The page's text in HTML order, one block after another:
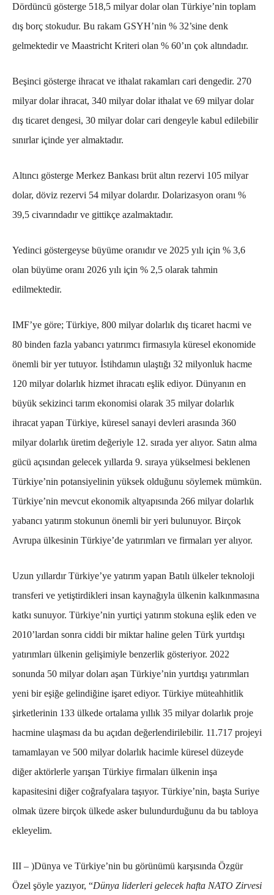
Dördüncü gösterge 518,5 milyar dolar olan Türkiye’nin toplam
dış borç stokudur. Bu rakam GSYH’nin % 32’sine denk
gelmektedir ve Maastricht Kriteri olan % 60’ın çok altındadır.
Beşinci gösterge ihracat ve ithalat rakamları cari dengedir. 270
milyar dolar ihracat, 340 milyar dolar ithalat ve 69 milyar dolar
dış ticaret dengesi, 30 milyar dolar cari dengeyle kabul edilebilir
sınırlar içinde yer almaktadır.
Altıncı gösterge Merkez Bankası brüt altın rezervi 105 milyar
dolar, döviz rezervi 54 milyar dolardır. Dolarizasyon oranı %
39,5 civarındadır ve gittikçe azalmaktadır.
Yedinci göstergeyse büyüme oranıdır ve 2025 yılı için % 3,6
olan büyüme oranı 2026 yılı için % 2,5 olarak tahmin
edilmektedir.
IMF’ye göre; Türkiye, 800 milyar dolarlık dış ticaret hacmi ve
80 binden fazla yabancı yatırımcı firmasıyla küresel ekonomide
önemli bir yer tutuyor. İstihdamın ulaştığı 32 milyonluk hacme
120 milyar dolarlık hizmet ihracatı eşlik ediyor. Dünyanın en
büyük sekizinci tarım ekonomisi olarak 35 milyar dolarlık
ihracat yapan Türkiye, küresel sanayi devleri arasında 360
milyar dolarlık üretim değeriyle 12. sırada yer alıyor. Satın alma
gücü açısından gelecek yıllarda 9. sıraya yükselmesi beklenen
Türkiye’nin potansiyelinin yüksek olduğunu söylemek mümkün.
Türkiye’nin mevcut ekonomik altyapısında 266 milyar dolarlık
yabancı yatırım stokunun önemli bir yeri bulunuyor. Birçok
Avrupa ülkesinin Türkiye’de yatırımları ve firmaları yer alıyor.
Uzun yıllardır Türkiye’ye yatırım yapan Batılı ülkeler teknoloji
transferi ve yetiştirdikleri insan kaynağıyla ülkenin kalkınmasına
katkı sunuyor. Türkiye’nin yurtiçi yatırım stokuna eşlik eden ve
2010’lardan sonra ciddi bir miktar haline gelen Türk yurtdışı
yatırımları ülkenin gelişimiyle benzerlik gösteriyor. 2022
sonunda 50 milyar doları aşan Türkiye’nin yurtdışı yatırımları
yeni bir eşiğe gelindiğine işaret ediyor. Türkiye müteahhitlik
şirketlerinin 133 ülkede ortalama yıllık 35 milyar dolarlık proje
hacmine ulaşması da bu açıdan değerlendirilebilir. 11.717 projeyi
tamamlayan ve 500 milyar dolarlık hacimle küresel düzeyde
diğer aktörlerle yarışan Türkiye firmaları ülkenin inşa
kapasitesini diğer coğrafyalara taşıyor. Türkiye’nin, başta Suriye
olmak üzere birçok ülkede asker bulundurduğunu da bu tabloya
ekleyelim.
III – )Dünya ve Türkiye’nin bu görünümü karşısında Özgür
Özel şöyle yazıyor, “Dünya liderleri gelecek hafta NATO Zirvesi